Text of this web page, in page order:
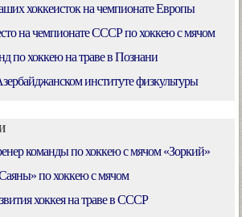
хоккеисток на чемпионате Европы
на чемпионате СССР по хоккею с мячом
по хоккею на траве в Познани
институте физкультуры
команды по хоккею с мячом «Зоркий»
по хоккею с мячом
хоккея на траве в СССР